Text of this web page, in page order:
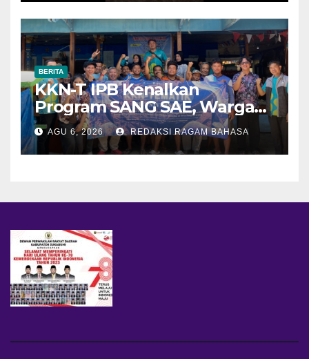
BERITA
KKN-T IPB Kenalkan
Program SANG SAE, Warga
Desa Sangrawayang Diajak
Ubah Sampah Jadi Bernilai
Ekonomi
AGU 6, 2026 REDAKSI RAGAM BAHASA